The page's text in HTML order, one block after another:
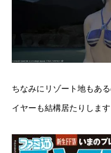
ちなみにリゾート地もあ
イヤーも結構居たりしま